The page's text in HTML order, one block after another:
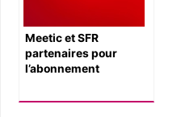
Meetic et SFR
partenaires pour
l’abonnement